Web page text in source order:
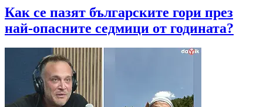
Как се пазят българските гори през
най-опасните седмици от годината?